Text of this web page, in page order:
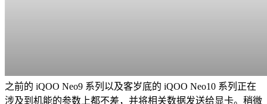
之前的 iQOO Neo9 系列以及客岁底的 iQOO Neo10 系列正在
涉及到机能的参数上都不差，并将相关数据发送给显卡。稍微